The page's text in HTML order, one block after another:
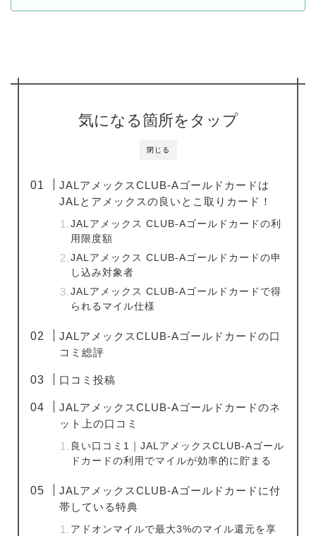
閉じる
気になる箇所をタップ
JALアメックスCLUB-Aゴールドカードは
JALとアメックスの良いとこ取りカード！
JALアメックス CLUB-Aゴールドカードの利
用限度額
JALアメックス CLUB-Aゴールドカードの申
し込み対象者
JALアメックス CLUB-Aゴールドカードで得
られるマイル仕様
JALアメックスCLUB-Aゴールドカードの口
コミ総評
口コミ投稿
JALアメックスCLUB-Aゴールドカードのネ
ット上の口コミ
良い口コミ1｜JALアメックスCLUB-Aゴール
ドカードの利用でマイルが効率的に貯まる
JALアメックスCLUB-Aゴールドカードに付
帯している特典
アドオンマイルで最大3%のマイル還元を享